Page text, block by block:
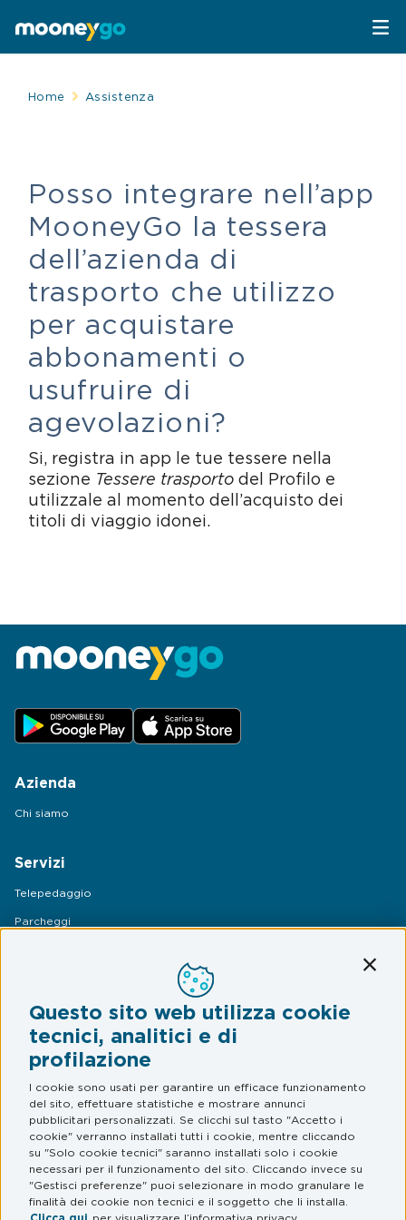
Questo sito web utilizza cookie
tecnici, analitici e di
profilazione
I cookie sono usati per garantire un efficace funzionamento
del sito, effettuare statistiche e mostrare annunci
pubblicitari personalizzati. Se clicchi sul tasto "Accetto i
cookie" verranno installati tutti i cookie, mentre cliccando
su "Solo cookie tecnici" saranno installati solo i cookie
necessari per il funzionamento del sito. Cliccando invece su
"Gestisci preferenze" puoi selezionare in modo granulare le
finalità dei cookie non tecnici e il soggetto che li installa.
Parcheggi
Sosta su strisce blu
Spostati con MooneyGo
Trasporto pubblico
Treni e bus
Mobility sharing
Telepedaggio
Telepedaggio
Parcheggi convenzionati
Area C di Milano
Traghetto Stretto Messina
Assistenza Stradale
Attrazioni
FAQ
Home Assistenza
Posso integrare nell’app
MooneyGo la tessera
dell’azienda di
trasporto che utilizzo
per acquistare
abbonamenti o
usufruire di
agevolazioni?
Si, registra in app le tue tessere nella
sezione Tessere trasporto del Profilo e
utilizzale al momento dell’acquisto dei
titoli di viaggio idonei.
Azienda
Chi siamo
Servizi
Telepedaggio
Parcheggi
Legal & Privacy
Termini e condizioni
Informativa privacy
Web Privacy e Cookie Policy
FAQ
Domande frequenti